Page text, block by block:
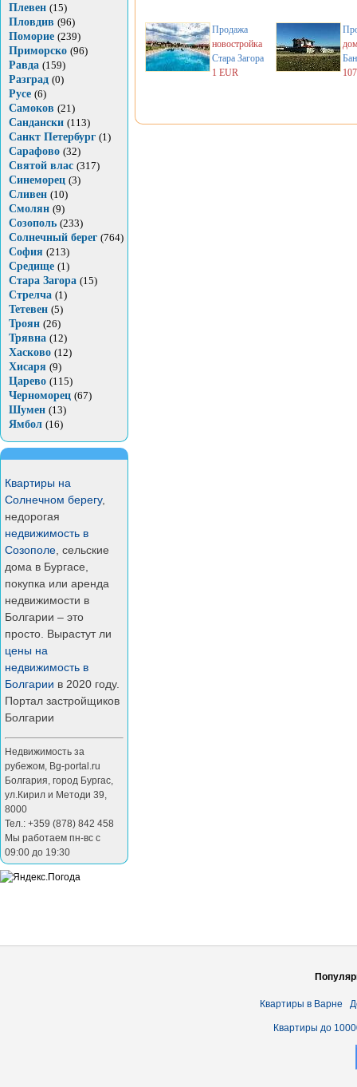
Плевен (15)
Пловдив (96)
Поморие (239)
Приморско (96)
Равда (159)
Разград (0)
Русе (6)
Самоков (21)
Сандански (113)
Санкт Петербург (1)
Сарафово (32)
Святой влас (317)
Синеморец (3)
Сливен (10)
Смолян (9)
Созополь (233)
Солнечный берег (764)
София (213)
Средище (1)
Стара Загора (15)
Стрелча (1)
Тетевен (5)
Троян (26)
Трявна (12)
Хасково (12)
Хисаря (9)
Царево (115)
Черноморец (67)
Шумен (13)
Ямбол (16)
Квартиры на
Солнечном берегу,
недорогая
недвижимость в
Созополе , сельские
дома в Бургасе,
покупка или аренда
недвижимости в
Болгарии – это
просто. Вырастут ли
цены на
недвижимость в
Болгарии в 2020 году.
Портал застройщиков
Болгарии
Недвижимость за
рубежом, Bg-portal.ru
Болгария, город Бургас,
ул.Кирил и Методи 39,
8000
Тел.: +359 (878) 842 458
Мы работаем пн-вс с
09:00 до 19:30
Продажа
новостройка
Стара Загора
1 EUR
Квартиры в Варне
Квартиры до